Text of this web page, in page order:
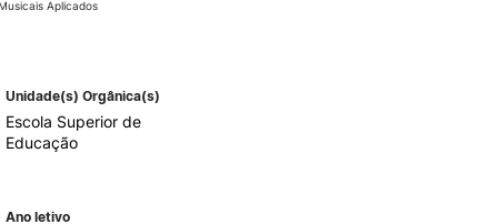
Aplicados
Unidade(s) Orgânica(s)
Escola Superior de
Educação
Ano letivo